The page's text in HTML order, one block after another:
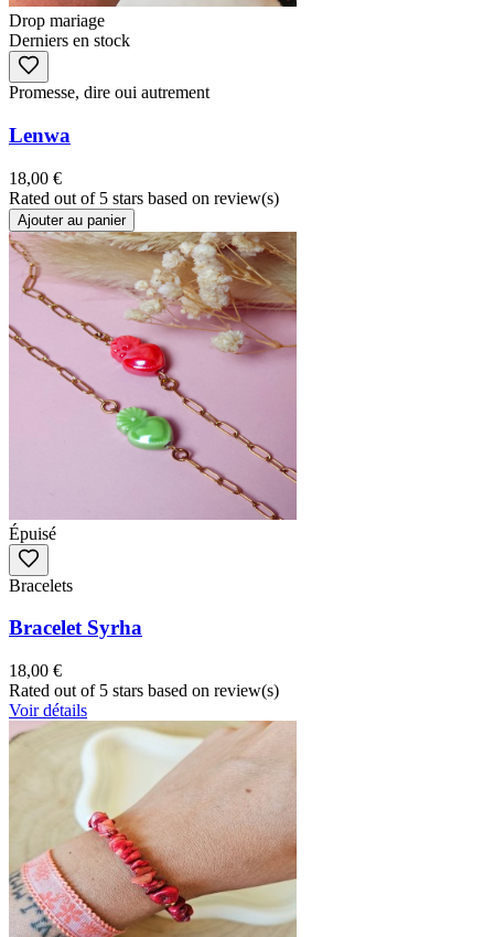
Drop mariage
Derniers en stock
Promesse, dire oui autrement
Lenwa
18,00 €
Rated out of 5 stars based on review(s)
Ajouter au panier
Épuisé
Bracelets
Bracelet Syrha
18,00 €
Rated out of 5 stars based on review(s)
Voir détails